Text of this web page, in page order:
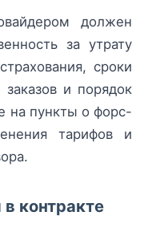
должен
за утрату
сроки
и порядок
на пункты о форс-
тарифов и
контракте